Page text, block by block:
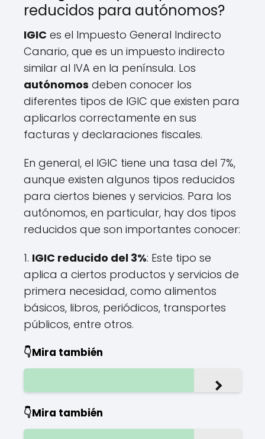
reducidos para autónomos?
IGIC es el Impuesto General Indirecto
Canario, que es un impuesto indirecto
similar al IVA en la península. Los
autónomos deben conocer los
diferentes tipos de IGIC que existen para
aplicarlos correctamente en sus
facturas y declaraciones fiscales.
En general, el IGIC tiene una tasa del 7%,
aunque existen algunos tipos reducidos
para ciertos bienes y servicios. Para los
autónomos, en particular, hay dos tipos
reducidos que son importantes conocer:
1. IGIC reducido del 3%: Este tipo se
aplica a ciertos productos y servicios de
primera necesidad, como alimentos
básicos, libros, periódicos, transportes
públicos, entre otros.
👇Mira también
👇Mira también